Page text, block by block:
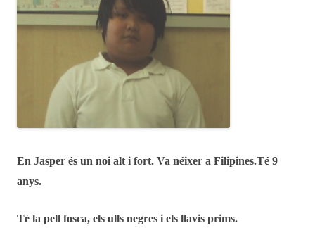
En Jasper és un noi alt i fort. Va néixer a Filipines.Té 9
anys.
Té la pell fosca, els ulls negres i els llavis prims.